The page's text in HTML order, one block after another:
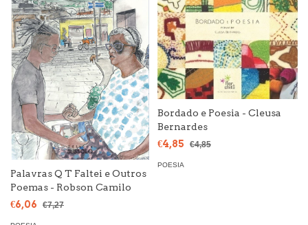
Palavras Q T Faltei e Outros
Poemas - Robson Camilo
€6,06
€7,27
Bordado e Poesia - Cleusa
Bernardes
€4,85
€4,85
POESIA